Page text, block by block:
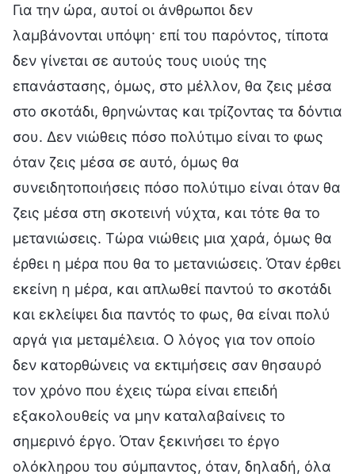
Για την ώρα, αυτοί οι άνθρωποι δεν
λαμβάνονται υπόψη· επί του παρόντος, τίποτα
δεν γίνεται σε αυτούς τους υιούς της
επανάστασης, όμως, στο μέλλον, θα ζεις μέσα
στο σκοτάδι, θρηνώντας και τρίζοντας τα δόντια
σου. Δεν νιώθεις πόσο πολύτιμο είναι το φως
όταν ζεις μέσα σε αυτό, όμως θα
συνειδητοποιήσεις πόσο πολύτιμο είναι όταν θα
ζεις μέσα στη σκοτεινή νύχτα, και τότε θα το
μετανιώσεις. Τώρα νιώθεις μια χαρά, όμως θα
έρθει η μέρα που θα το μετανιώσεις. Όταν έρθει
εκείνη η μέρα, και απλωθεί παντού το σκοτάδι
και εκλείψει δια παντός το φως, θα είναι πολύ
αργά για μεταμέλεια. Ο λόγος για τον οποίο
δεν κατορθώνεις να εκτιμήσεις σαν θησαυρό
τον χρόνο που έχεις τώρα είναι επειδή
εξακολουθείς να μην καταλαβαίνεις το
σημερινό έργο. Όταν ξεκινήσει το έργο
ολόκληρου του σύμπαντος, όταν, δηλαδή, όλα